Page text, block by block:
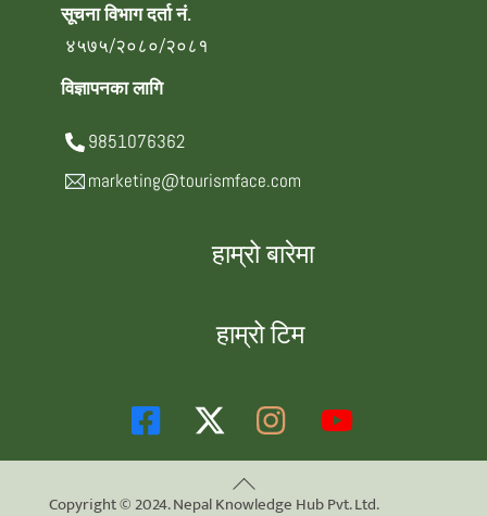
सूचना विभाग दर्ता नं.
४५७५/२०८०/२०८१
विज्ञापनका लागि
9851076362
marketing@tourismface.com
हाम्रो बारेमा
हाम्रो टिम
Back
Copyright © 2024. Nepal Knowledge Hub Pvt. Ltd.